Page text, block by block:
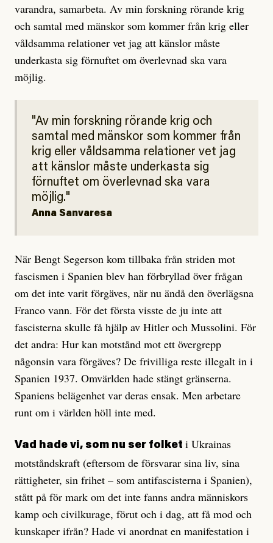
varandra, samarbeta. Av min forskning rörande krig
och samtal med mänskor som kommer från krig eller
våldsamma relationer vet jag att känslor måste
underkasta sig förnuftet om överlevnad ska vara
möjlig.
Av min forskning rörande krig och
samtal med mänskor som kommer från
krig eller våldsamma relationer vet jag
att känslor måste underkasta sig
förnuftet om överlevnad ska vara
möjlig.
Anna Sanvaresa
När Bengt Segerson kom tillbaka från striden mot
fascismen i Spanien blev han förbryllad över frågan
om det inte varit förgäves, när nu ändå den överlägsna
Franco vann. För det första visste de ju inte att
fascisterna skulle få hjälp av Hitler och Mussolini. För
det andra: Hur kan motstånd mot ett övergrepp
någonsin vara förgäves? De frivilliga reste illegalt in i
Spanien 1937. Omvärlden hade stängt gränserna.
Spaniens belägenhet var deras ensak. Men arbetare
runt om i världen höll inte med.
Vad hade vi, som nu ser folket i Ukrainas
motståndskraft (eftersom de försvarar sina liv, sina
rättigheter, sin frihet – som antifascisterna i Spanien),
stått på för mark om det inte fanns andra människors
kamp och civilkurage, förut och i dag, att få mod och
kunskaper ifrån? Hade vi anordnat en manifestation i